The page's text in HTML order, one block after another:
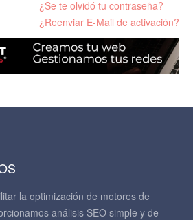
¿Se te olvidó tu contraseña?
¿Reenviar E-Mail de activación?
la optimización de motores de
análisis SEO simple y de